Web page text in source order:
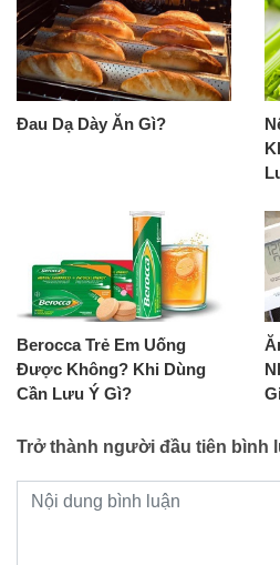
Đau Dạ Dày Ăn Gì?
Berocca Trẻ Em Uống
Được Không? Khi Dùng
Cần Lưu Ý Gì?
Trở thành người đầu tiên bình